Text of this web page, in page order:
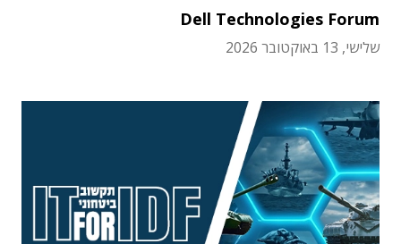
Dell Technologies Forum
שלישי, 13 באוקטובר 2026